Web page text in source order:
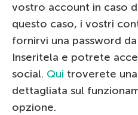
vostro account in caso
questo caso, i vostri
fornirvi una password
Inseritela e potrete
social. Qui troverete
dettagliata sul
opzione.